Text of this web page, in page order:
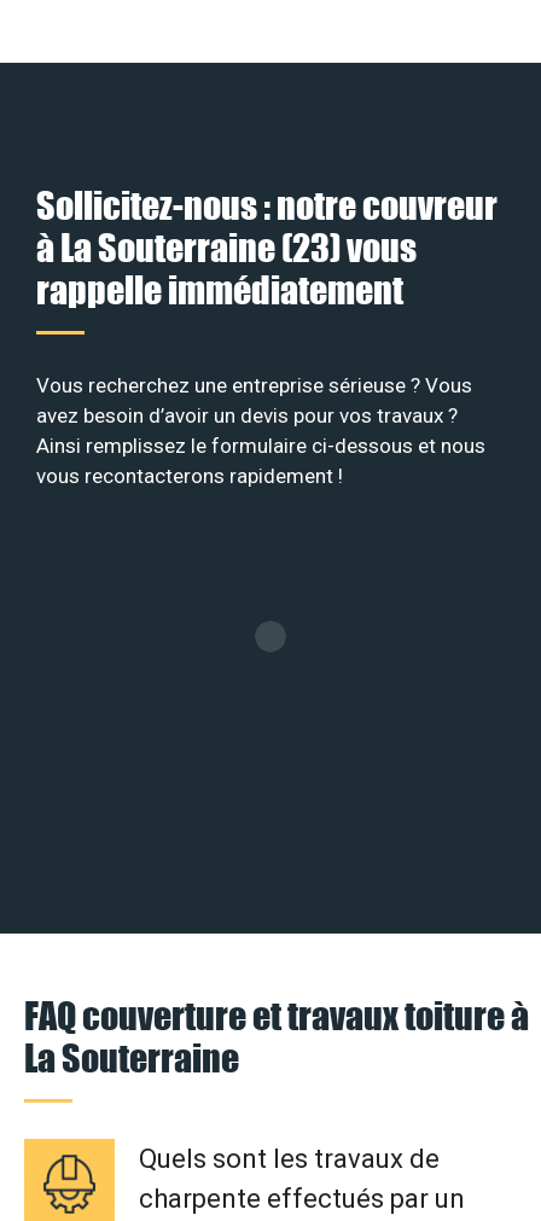
Sollicitez-nous : notre couvreur
à La Souterraine (23) vous
rappelle immédiatement
Vous recherchez une entreprise sérieuse ? Vous
avez besoin d’avoir un devis pour vos travaux ?
Ainsi remplissez le formulaire ci-dessous et nous
vous recontacterons rapidement !
FAQ couverture et travaux toiture à
La Souterraine
Quels sont les travaux de
charpente effectués par un